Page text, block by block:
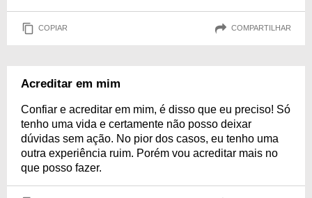
COPIAR COMPARTILHAR
Acreditar em mim
Confiar e acreditar em mim, é disso que eu preciso! Só
tenho uma vida e certamente não posso deixar
dúvidas sem ação. No pior dos casos, eu tenho uma
outra experiência ruim. Porém vou acreditar mais no
que posso fazer.